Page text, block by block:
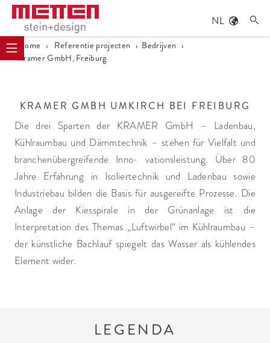
NL 
Home › Referentie projecten › Bedrijven ›
Kramer GmbH, Freiburg
KRAMER GMBH UMKIRCH BEI FREIBURG
Die drei Sparten der KRAMER GmbH – Ladenbau,
Kühlraumbau und Dämmtechnik – stehen für Vielfalt und
branchenübergreifende Inno- vationsleistung. Über 80
Jahre Erfahrung in Isoliertechnik und Ladenbau sowie
Industriebau bilden die Basis für ausgereifte Prozesse. Die
Anlage der Kiesspirale in der Grünanlage ist die
Interpretation des Themas „Luftwirbel“ im Kühlraumbau –
der künstliche Bachlauf spiegelt das Wasser als kühlendes
Element wider.
LEGENDA